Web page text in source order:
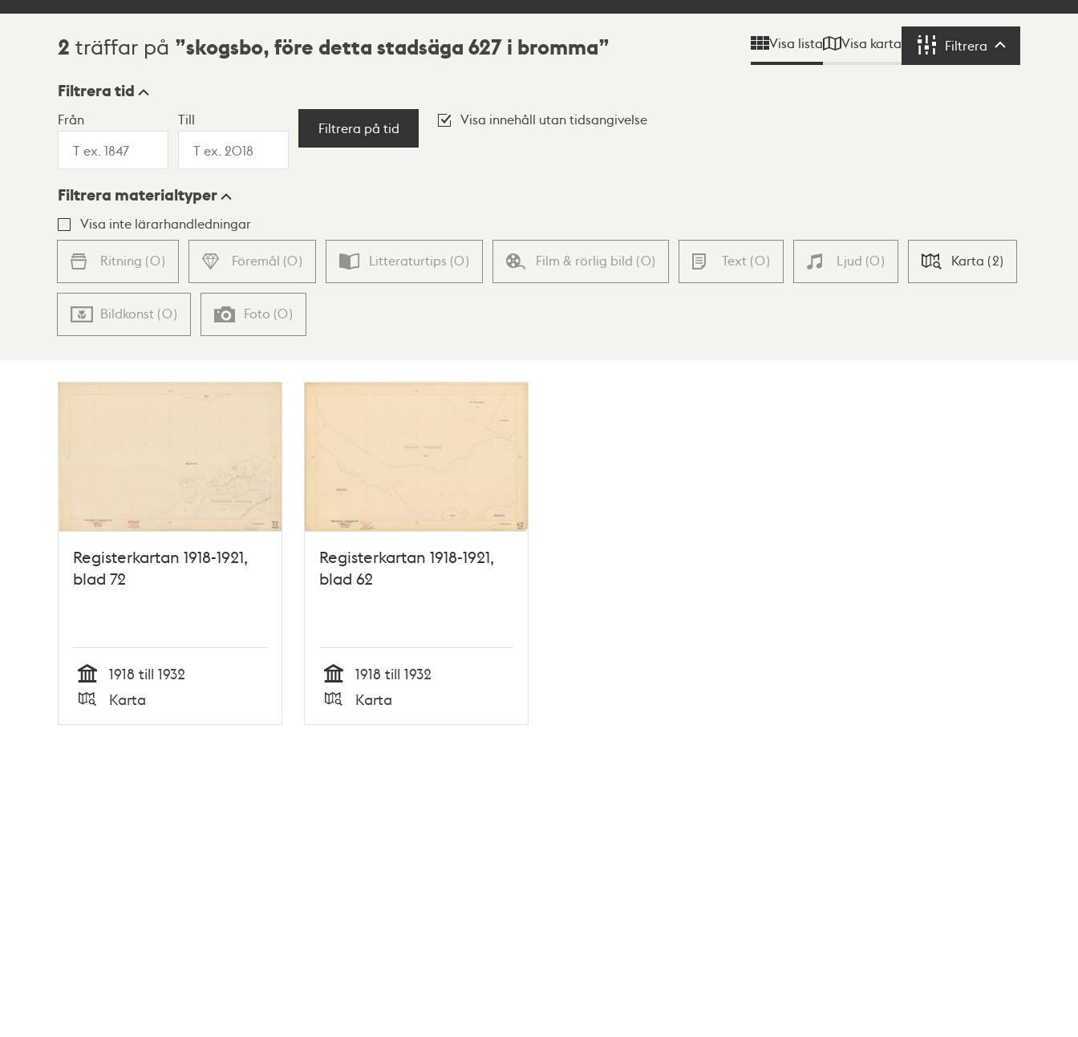
Sökresultat
2 träffar på skogsbo, före detta stadsäga 627 i bromma Visa lista Visa karta Filtrera Filtrera
Visningsläge
Lista Karta
Filtrera tid
Från Till
Filtrera på tid
Visa innehåll utan tidsangivelse
Filtrera materialtyper
Visa inte lärarhandledningar
Ritning (0) Föremål (0) Litteraturtips (0) Film & rörlig bild (0) Text (0) Ljud (0) Karta (2)
Bildkonst (0) Foto (0)
Registerkartan 1918-1921,
blad 72
Tid
1918 till 1932
Typ
Karta
Registerkartan 1918-1921,
blad 62
Tid
1918 till 1932
Typ
Karta